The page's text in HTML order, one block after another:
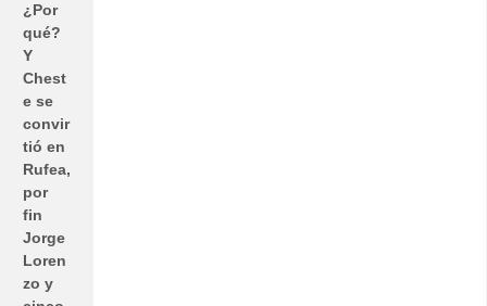
¿Por
qué?
Y
Chest
e se
convir
tió en
Rufea,
por
fin
Jorge
Loren
zo y